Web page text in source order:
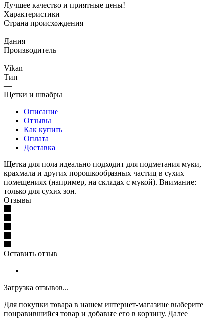
Лучшее качество и приятные цены!
Характеристики
Страна происхождения
—
Дания
Производитель
—
Vikan
Тип
—
Щетки и швабры
Описание
Отзывы
Как купить
Оплата
Доставка
Щетка для пола идеально подходит для подметания муки,
крахмала и других порошкообразных частиц в сухих
помещениях (например, на складах с мукой). Внимание:
только для сухих зон.
Отзывы
Оставить отзыв
Загрузка отзывов...
Для покупки товара в нашем интернет-магазине выберите
понравившийся товар и добавьте его в корзину. Далее